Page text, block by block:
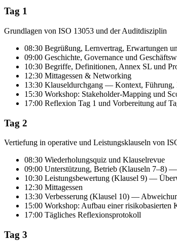
Tag 1
Grundlagen von ISO 13053 und der Auditdisziplin
08:30 Begrüßung, Lernvertrag, Erwartungen
09:00 Geschichte, Governance und
10:30 Begriffe, Definitionen, Annex SL und
12:30 Mittagessen & Networking
13:30 Klauseldurchgang — Kontext, Führung,
15:30 Workshop: Stakeholder-Mapping und
17:00 Reflexion Tag 1 und Vorbereitung auf
Tag 2
Vertiefung in operative und Leistungsklauseln von
08:30 Wiederholungsquiz und Klauselrevue
09:00 Unterstützung, Betrieb (Klauseln 7–8)
10:30 Leistungsbewertung (Klausel 9) —
12:30 Mittagessen
13:30 Verbesserung (Klausel 10) —
15:00 Workshop: Aufbau einer risikobasierten
17:00 Tägliches Reflexionsprotokoll
Tag 3